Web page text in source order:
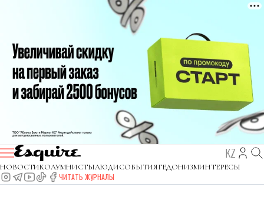
KZ
НОВОСТИКОЛУМНИСТЫЛЮДИСОБЫТИЯГЕДОНИЗМИНТЕРЕСЫ
ЧИТАТЬ ЖУРНАЛЫ